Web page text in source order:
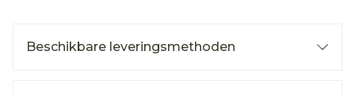
Beschikbare leveringsmethoden